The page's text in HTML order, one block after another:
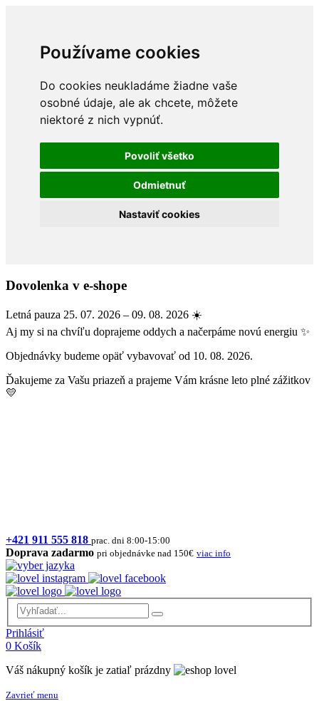
Používame cookies
Do cookies neukladáme žiadne vaše
osobné údaje, ale ak chcete, môžete
niektoré z nich vypnúť.
Povoliť všetko
Odmietnuť
Nastaviť cookies
Dovolenka v e-shope
Letná pauza 25. 07. 2026 – 09. 08. 2026 ☀️
Aj my si na chvíľu doprajeme oddych a načerpáme novú energiu ✨
Objednávky budeme opäť vybavovať od 10. 08. 2026.
Ďakujeme za Vašu priazeň a prajeme Vám krásne leto plné zážitkov
💛
+421 911 555 818 prac. dni 8:00-15:00
Doprava zadarmo pri objednávke nad 150€ viac info
Prihlásiť
0 Košík
Váš nákupný košík je zatiaľ prázdny
Zavrieť menu